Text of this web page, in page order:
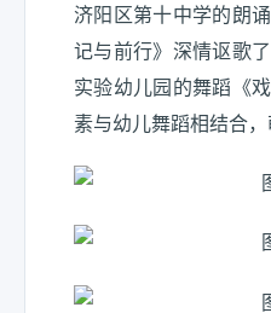
济阳区第十中学的朗
记与前行》深情讴歌
实验幼儿园的舞蹈《
素与幼儿舞蹈相结合，